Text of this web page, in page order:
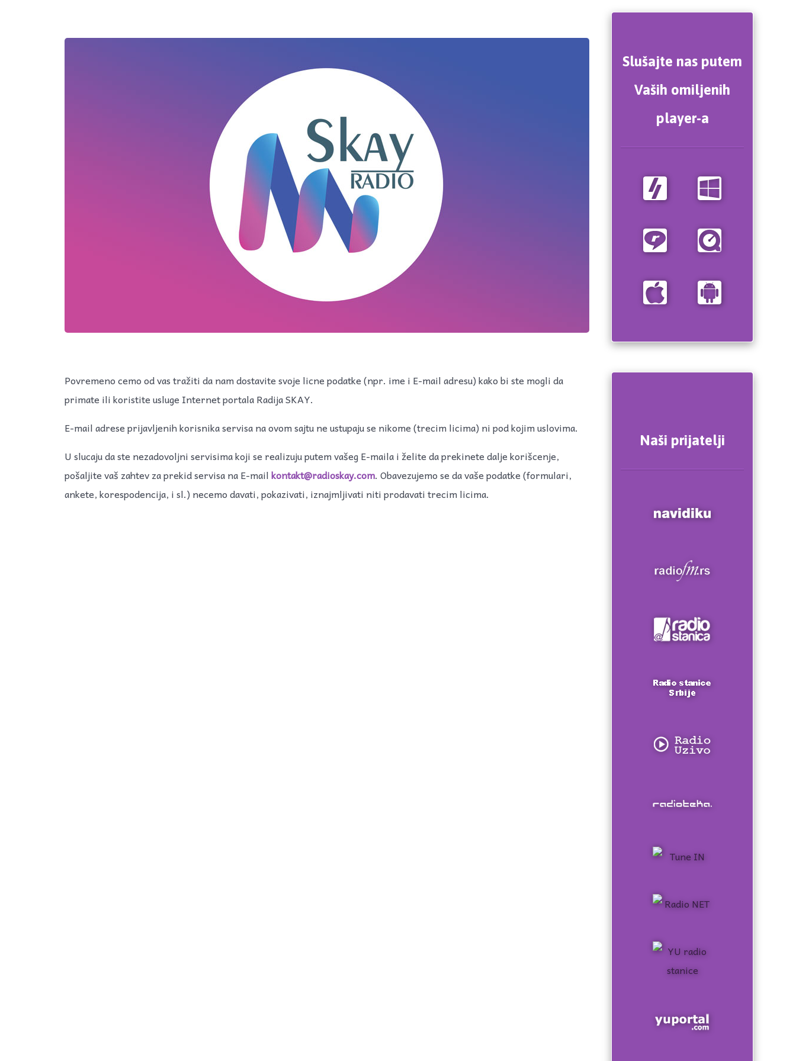
Povremeno cemo od vas tražiti da nam dostavite svoje licne podatke (npr. ime i E-mail adresu) kako bi ste mogli da
primate ili koristite usluge Internet portala Radija SKAY.
E-mail adrese prijavljenih korisnika servisa na ovom sajtu ne ustupaju se nikome (trecim licima) ni pod kojim uslovima.
U slucaju da ste nezadovoljni servisima koji se realizuju putem vašeg E-maila i želite da prekinete dalje korišcenje,
pošaljite vaš zahtev za prekid servisa na E-mailkontakt@radioskay.com. Obavezujemo se da vaše podatke (formulari,
ankete, korespodencija, i sl.) necemo davati, pokazivati, iznajmljivati niti prodavati trecim licima.
Slušajte nas putem
Vaših omiljenih
player-a
Naši prijatelji